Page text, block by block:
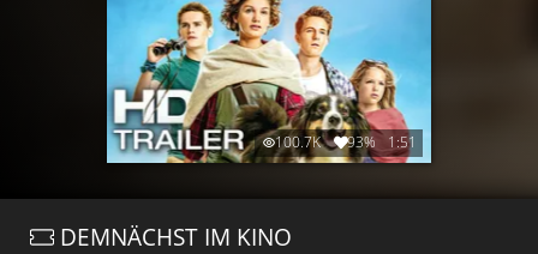
100.7K 93% 1:51
DEMNÄCHST IM KINO